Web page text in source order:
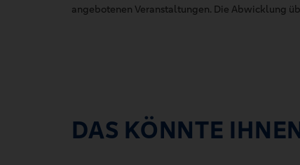
angebotenen Veranstaltungen. Die Abwicklung
DAS KÖNNTE